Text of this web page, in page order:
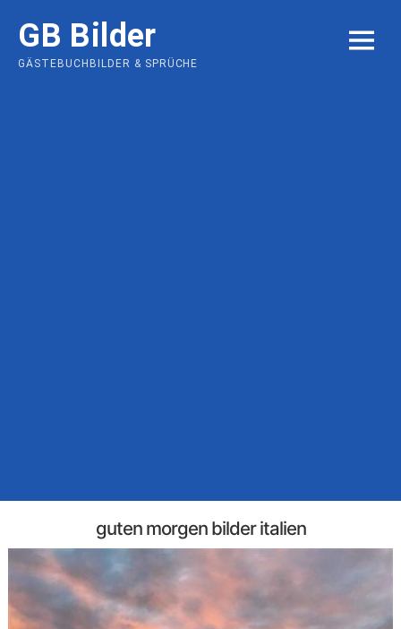
content
GB Bilder
GÄSTEBUCHBILDER & SPRÜCHE
MENU
guten morgen bilder italien